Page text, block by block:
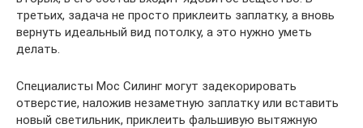
третьих, задача не просто приклеить заплатку, а вновь
вернуть идеальный вид потолку, а это нужно уметь
делать.
Специалисты Мос Силинг могут задекорировать
отверстие, наложив незаметную заплатку или вставить
новый светильник, приклеить фальшивую вытяжную